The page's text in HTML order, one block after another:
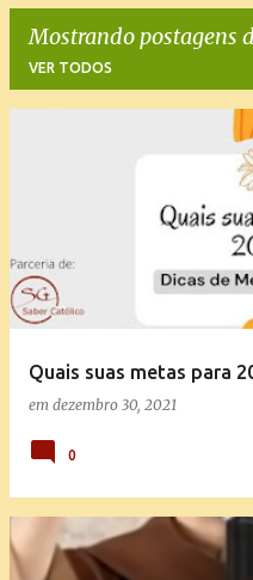
Mostrando postagens
VER TODOS
a
g
Quais suas metas para
em dezembro 30, 2021
0